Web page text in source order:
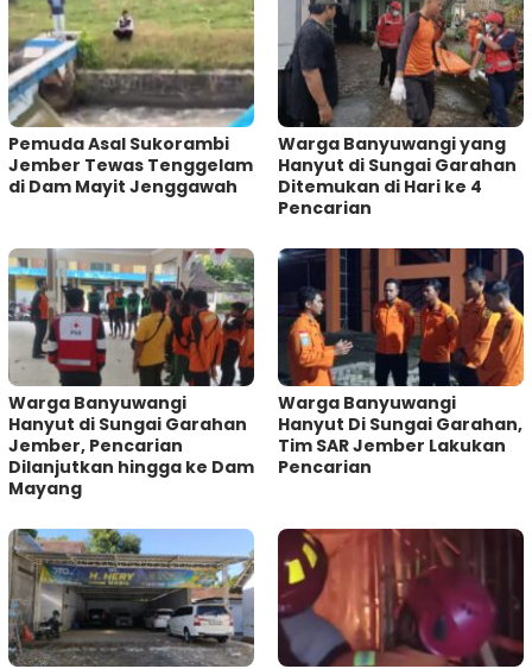
Pemuda Asal Sukorambi
Jember Tewas Tenggelam
di Dam Mayit Jenggawah
Warga Banyuwangi yang
Hanyut di Sungai Garahan
Ditemukan di Hari ke 4
Pencarian
Warga Banyuwangi
Hanyut di Sungai Garahan
Jember, Pencarian
Dilanjutkan hingga ke Dam
Mayang
Warga Banyuwangi
Hanyut Di Sungai Garahan,
Tim SAR Jember Lakukan
Pencarian